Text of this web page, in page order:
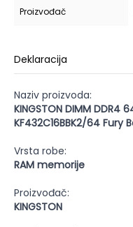
Proizvođač
Deklaracija
Naziv proizvoda:
KINGSTON DIMM DDR4
KF432C16BBK2/64 Fury
Vrsta robe:
RAM memorije
Proizvođač:
KINGSTON